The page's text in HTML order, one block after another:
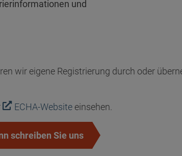
und
wir eigene Registrierung durch oder
ECHA-Website einsehen.
schreiben Sie uns